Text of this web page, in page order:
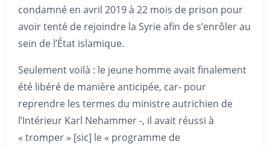
condamné en avril 2019 à 22 mois de prison pour
avoir tenté de rejoindre la Syrie afin de s’enrôler au
sein de l’État islamique.
Seulement voilà : le jeune homme avait finalement
été libéré de manière anticipée, car- pour
reprendre les termes du ministre autrichien de
l’Intérieur Karl Nehammer -, il avait réussi à
« tromper » [sic] le « programme de